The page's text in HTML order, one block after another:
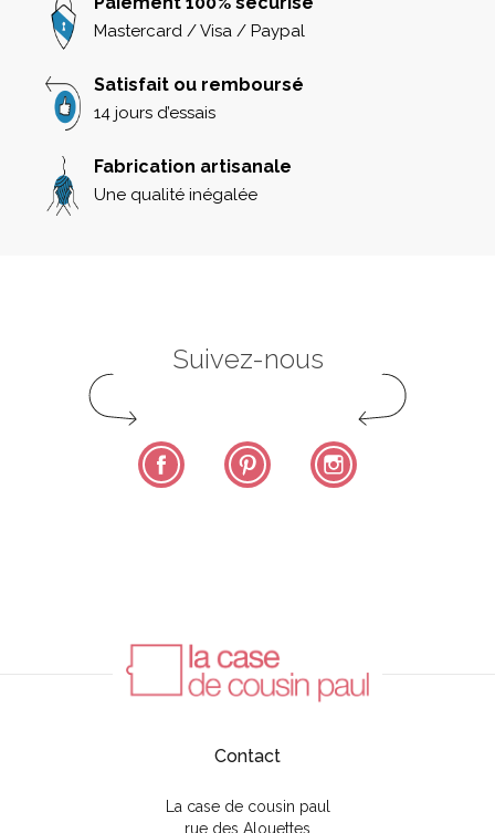
Mastercard / Visa / Paypal
Satisfait ou remboursé
14 jours d’essais
Fabrication artisanale
Une qualité inégalée
Suivez-nous
Facebook Pinterest
Contact
La case de cousin paul
rue des Alouettes